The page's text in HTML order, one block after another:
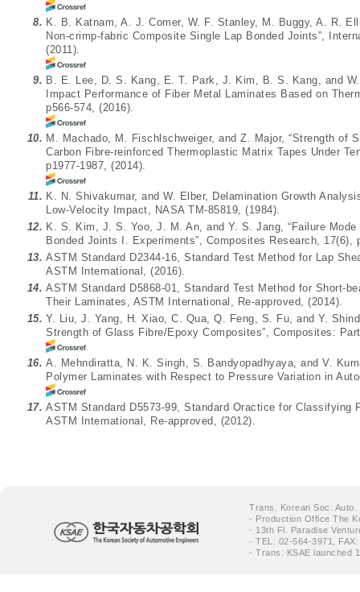
8. K. B. Katnam, A. J. Comer, W. F. Stanley, M. Buggy, A. R.
Non-crimp-fabric Composite Single Lap Bonded Joints”,
(2011).
9. B. E. Lee, D. S. Kang, E. T. Park, J. Kim, B. S. Kang, and
Impact Performance of Fiber Metal Laminates Based on
p566-574, (2016).
10. M. Machado, M. Fischlschweiger, and Z. Major, “Strength of
Carbon Fibre-reinforced Thermoplastic Matrix Tapes Under
p1977-1987, (2014).
11. K. N. Shivakumar, and W. Elber, Delamination Growth
Low-Velocity Impact, NASA TM-85819, (1984).
12. K. S. Kim, J. S. Yoo, J. M. An, and Y. S. Jang, “Failure
Bonded Joints I. Experiments”, Composites Research, 17(6),
13. ASTM Standard D2344-16, Standard Test Method for Lap
ASTM International, (2016).
14. ASTM Standard D5868-01, Standard Test Method for Short-
Their Laminates, ASTM International, Re-approved, (2014).
15. Y. Liu, J. Yang, H. Xiao, C. Qua, Q. Feng, S. Fu, and Y.
Strength of Glass Fibre/Epoxy Composites”, Composites:
16. A. Mehndiratta, N. K. Singh, S. Bandyopadhyaya, and V.
Polymer Laminates with Respect to Pressure Variation in
17. ASTM Standard D5573-99, Standard Oractice for
ASTM International, Re-approved, (2012).
Trans. Korean Soc. Auto.
- Production Office The
· 13th Fl. Paradise
· TEL: 02-564-3971,
- Trans. KSAE launched